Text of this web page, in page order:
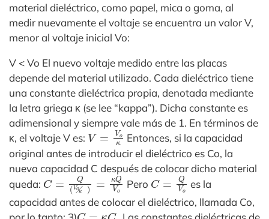
material dieléctrico, como papel, mica o goma, al
medir nuevamente el voltaje se encuentra un valor V,
menor al voltaje inicial Vo:
V < Vo El nuevo voltaje medido entre las placas
depende del material utilizado. Cada dieléctrico tiene
una constante dieléctrica propia, denotada mediante
la letra griega κ (se lee “kappa”). Dicha constante es
adimensional y siempre vale más de 1. En términos de
κ, el voltaje V es: V=Voκ Entonces, si la capacidad
original antes de introducir el dieléctrico es Co, la
nueva capacidad C después de colocar dicho material
queda: C=Q(Vo╱ κ =κQVo
Pero C=QVo es la
capacidad antes de colocar el dieléctrico, llamada Co,
C=κCo